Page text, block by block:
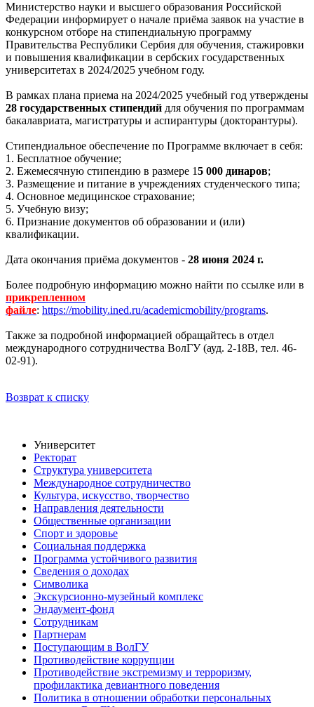
Министерство науки и высшего образования Российской
Федерации информирует о начале приёма заявок на участие в
конкурсном отборе на стипендиальную программу
Правительства Республики Сербия для обучения, стажировки
и повышения квалификации в сербских государственных
университетах в 2024/2025 учебном году.
В рамках плана приема на 2024/2025 учебный год утверждены
28 государственных стипендий для обучения по программам
бакалавриата, магистратуры и аспирантуры (докторантуры).
Стипендиальное обеспечение по Программе включает в себя:
1. Бесплатное обучение;
2. Ежемесячную стипендию в размере 15 000 динаров;
3. Размещение и питание в учреждениях студенческого типа;
4. Основное медицинское страхование;
5. Учебную визу;
6. Признание документов об образовании и (или)
квалификации.
Дата окончания приёма документов - 28 июня 2024 г.
Более подробную информацию можно найти по ссылке или в
прикрепленном
файле: https://mobility.ined.ru/academicmobility/programs.
Также за подробной информацией обращайтесь в отдел
международного сотрудничества ВолГУ (ауд. 2-18В, тел. 46-
02-91).
Возврат к списку
Университет
Ректорат
Структура университета
Международное сотрудничество
Культура, искусство, творчество
Направления деятельности
Общественные организации
Спорт и здоровье
Социальная поддержка
Программа устойчивого развития
Сведения о доходах
Символика
Экскурсионно-музейный комплекс
Эндаумент-фонд
Сотрудникам
Партнерам
Поступающим в ВолГУ
Противодействие коррупции
Противодействие экстремизму и терроризму,
профилактика девиантного поведения
Политика в отношении обработки персональных